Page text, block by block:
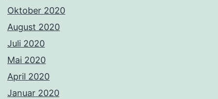
Oktober 2020
August 2020
Juli 2020
Mai 2020
April 2020
Januar 2020